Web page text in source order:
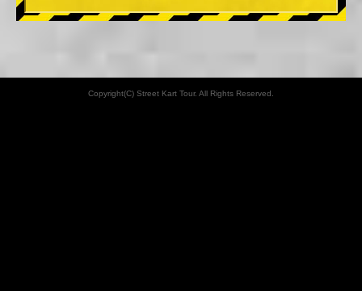
Copyright(C) Street Kart Tour. All Rights Reserved.